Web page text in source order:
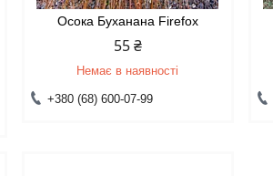
Осока Буханана Firefox
55 ₴
Немає в наявності
+380 (68) 600-07-99